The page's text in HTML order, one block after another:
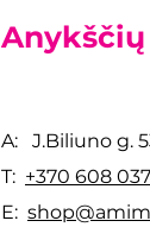
A: J.Biliuno g.
T: +370 608
E: